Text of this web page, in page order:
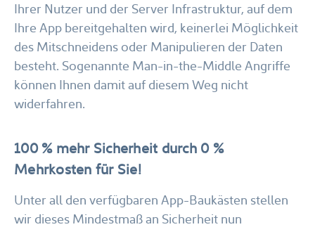
Ihrer Nutzer und der Server Infrastruktur, auf dem
Ihre App bereitgehalten wird, keinerlei Möglichkeit
des Mitschneidens oder Manipulieren der Daten
besteht. Sogenannte Man-in-the-Middle Angriffe
können Ihnen damit auf diesem Weg nicht
widerfahren.
100 % mehr Sicherheit durch 0 %
Mehrkosten für Sie!
Unter all den verfügbaren App-Baukästen stellen
wir dieses Mindestmaß an Sicherheit nun